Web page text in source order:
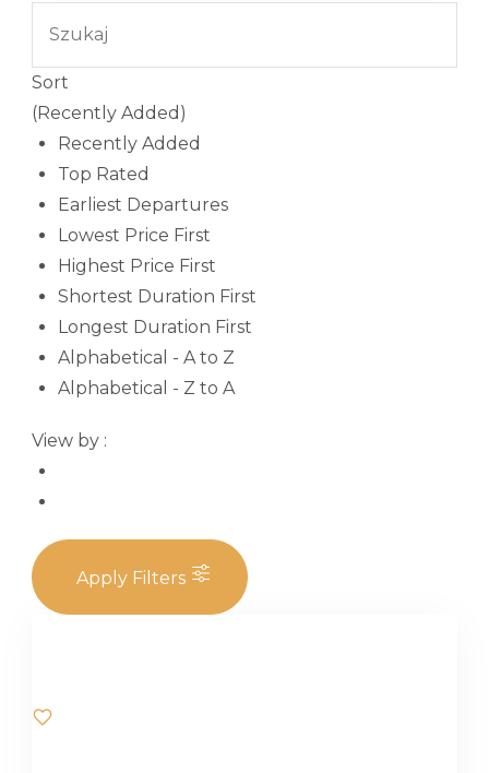
Sort
(Recently Added)
Recently Added
Top Rated
Earliest Departures
Lowest Price First
Highest Price First
Shortest Duration First
Longest Duration First
Alphabetical - A to Z
Alphabetical - Z to A
View by :
Apply Filters